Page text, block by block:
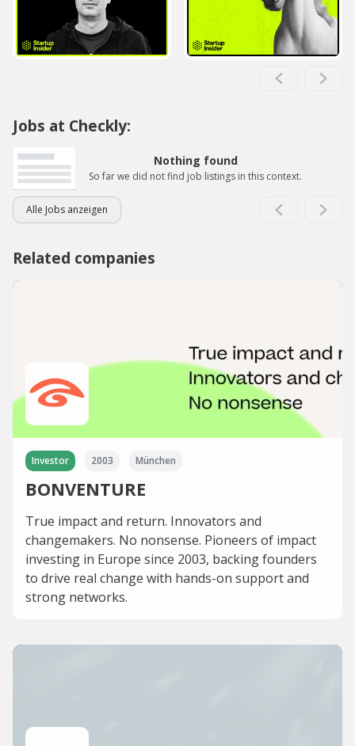
Jobs at Checkly:
Nothing found
So far we did not find job listings in this context.
Alle Jobs anzeigen
Related companies
Investor 2003 München
BONVENTURE
True impact and return. Innovators and
changemakers. No nonsense. Pioneers of impact
investing in Europe since 2003, backing founders
to drive real change with hands-on support and
strong networks.